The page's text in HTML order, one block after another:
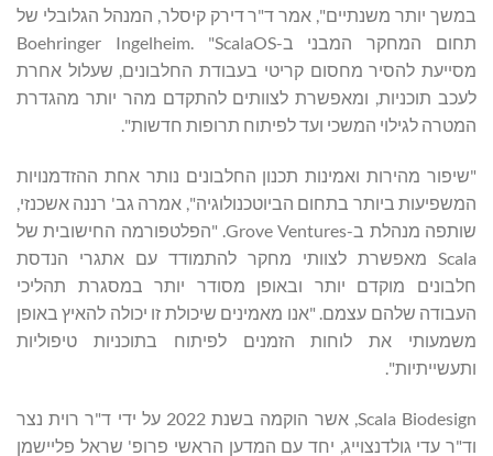
במשך יותר משנתיים", אמר ד"ר דירק קיסלר, המנהל הגלובלי של
תחום המחקר המבני ב-Boehringer Ingelheim. "ScalaOS
מסייעת להסיר מחסום קריטי בעבודת החלבונים, שעלול אחרת
לעכב תוכניות, ומאפשרת לצוותים להתקדם מהר יותר מהגדרת
המטרה לגילוי המשכי ועד לפיתוח תרופות חדשות".
"שיפור מהירות ואמינות תכנון החלבונים נותר אחת ההזדמנויות
המשפיעות ביותר בתחום הביוטכנולוגיה", אמרה גב' רננה אשכנזי,
שותפה מנהלת ב-Grove Ventures. "הפלטפורמה החישובית של
Scala מאפשרת לצוותי מחקר להתמודד עם אתגרי הנדסת
חלבונים מוקדם יותר ובאופן מסודר יותר במסגרת תהליכי
העבודה שלהם עצמם. "אנו מאמינים שיכולת זו יכולה להאיץ באופן
משמעותי את לוחות הזמנים לפיתוח בתוכניות טיפוליות
ותעשייתיות".
Scala Biodesign, אשר הוקמה בשנת 2022 על ידי ד"ר רוית נצר
וד"ר עדי גולדנצוייג, יחד עם המדען הראשי פרופ' שראל פליישמן